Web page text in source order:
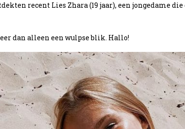
recent Lies Zhara (19 jaar), een jongedame
dan alleen een wulpse blik. Hallo!